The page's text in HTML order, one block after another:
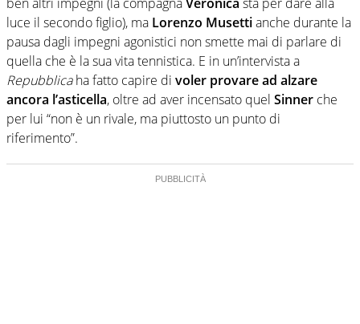
luce il secondo figlio), ma Lorenzo Musettianche durante la
pausa dagli impegni agonistici non smette mai di parlare di
quella che è la sua vita tennistica. E in un’intervista a
Repubblicaha fatto capire di voler provare ad alzare
ancora l’asticella, oltre ad aver incensato quel Sinner che
per lui “non è un rivale, ma piuttosto un punto di
riferimento”.